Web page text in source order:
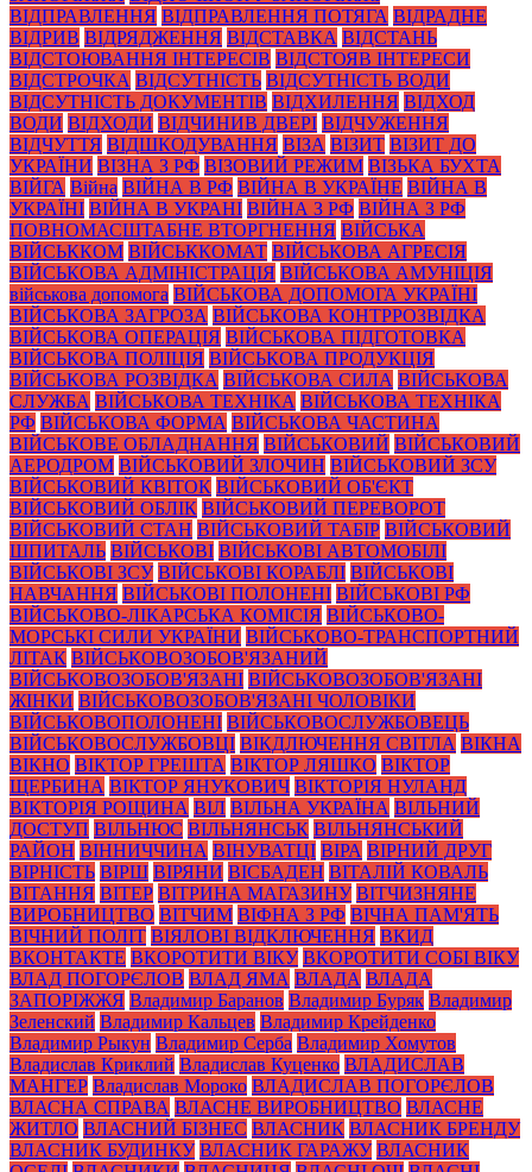
ВІДПРАВЛЕННЯ ВІДПРАВЛЕННЯ ПОТЯГА ВІДРАДНЕ
ВІДРИВ ВІДРЯДЖЕННЯ ВІДСТАВКА ВІДСТАНЬ
ВІДСТОЮВАННЯ ІНТЕРЕСІВ ВІДСТОЯВ ІНТЕРЕСИ
ВІДСТРОЧКА ВІДСУТНІСТЬ ВІДСУТНІСТЬ ВОДИ
ВІДСУТНІСТЬ ДОКУМЕНТІВ ВІДХИЛЕННЯ ВІДХОД
ВОДИ ВІДХОДИ ВІДЧИНИВ ДВЕРІ ВІДЧУЖЕННЯ
ВІДЧУТТЯ ВІДШКОДУВАННЯ ВІЗА ВІЗИТ ВІЗИТ ДО
УКРАЇНИ ВІЗНА З РФ ВІЗОВИЙ РЕЖИМ ВІЗЬКА БУХТА
ВІЙГА Війна ВІЙНА В РФ ВІЙНА В УКРАЇНЕ ВІЙНА В
УКРАЇНІ ВІЙНА В УКРАНІ ВІЙНА З РФ ВІЙНА З РФ
ПОВНОМАСШТАБНЕ ВТОРГНЕННЯ ВІЙСЬКА
ВІЙСЬККОМ ВІЙСЬККОМАТ ВІЙСЬКОВА АГРЕСІЯ
ВІЙСЬКОВА АДМІНІСТРАЦІЯ ВІЙСЬКОВА АМУНІЦІЯ
військова допомога ВІЙСЬКОВА ДОПОМОГА УКРАЇНІ
ВІЙСЬКОВА ЗАГРОЗА ВІЙСЬКОВА КОНТРРОЗВІДКА
ВІЙСЬКОВА ОПЕРАЦІЯ ВІЙСЬКОВА ПІДГОТОВКА
ВІЙСЬКОВА ПОЛІЦІЯ ВІЙСЬКОВА ПРОДУКЦІЯ
ВІЙСЬКОВА РОЗВІДКА ВІЙСЬКОВА СИЛА ВІЙСЬКОВА
СЛУЖБА ВІЙСЬКОВА ТЕХНІКА ВІЙСЬКОВА ТЕХНІКА
РФ ВІЙСЬКОВА ФОРМА ВІЙСЬКОВА ЧАСТИНА
ВІЙСЬКОВЕ ОБЛАДНАННЯ ВІЙСЬКОВИЙ ВІЙСЬКОВИЙ
АЕРОДРОМ ВІЙСЬКОВИЙ ЗЛОЧИН ВІЙСЬКОВИЙ ЗСУ
ВІЙСЬКОВИЙ КВІТОК ВІЙСЬКОВИЙ ОБ'ЄКТ
ВІЙСЬКОВИЙ ОБЛІК ВІЙСЬКОВИЙ ПЕРЕВОРОТ
ВІЙСЬКОВИЙ СТАН ВІЙСЬКОВИЙ ТАБІР ВІЙСЬКОВИЙ
ШПИТАЛЬ ВІЙСЬКОВІ ВІЙСЬКОВІ АВТОМОБІЛІ
ВІЙСЬКОВІ ЗСУ ВІЙСЬКОВІ КОРАБЛІ ВІЙСЬКОВІ
НАВЧАННЯ ВІЙСЬКОВІ ПОЛОНЕНІ ВІЙСЬКОВІ РФ
ВІЙСЬКОВО-ЛІКАРСЬКА КОМІСІЯ ВІЙСЬКОВО-
МОРСЬКІ СИЛИ УКРАЇНИ ВІЙСЬКОВО-ТРАНСПОРТНИЙ
ЛІТАК ВІЙСЬКОВОЗОБОВ'ЯЗАНИЙ
ВІЙСЬКОВОЗОБОВ'ЯЗАНІ ВІЙСЬКОВОЗОБОВ'ЯЗАНІ
ЖІНКИ ВІЙСЬКОВОЗОБОВ'ЯЗАНІ ЧОЛОВІКИ
ВІЙСЬКОВОПОЛОНЕНІ ВІЙСЬКОВОСЛУЖБОВЕЦЬ
ВІЙСЬКОВОСЛУЖБОВЦІ ВІКДЛЮЧЕННЯ СВІТЛА ВІКНА
ВІКНО ВІКТОР ГРЕШТА ВІКТОР ЛЯШКО ВІКТОР
ЩЕРБИНА ВІКТОР ЯНУКОВИЧ ВІКТОРІЯ НУЛАНД
ВІКТОРІЯ РОЩИНА ВІЛ ВІЛЬНА УКРАЇНА ВІЛЬНИЙ
ДОСТУП ВІЛЬНЮС ВІЛЬНЯНСЬК ВІЛЬНЯНСЬКИЙ
РАЙОН ВІННИЧЧИНА ВІНУВАТЦІ ВІРА ВІРНИЙ ДРУГ
ВІРНІСТЬ ВІРШ ВІРЯНИ ВІСБАДЕН ВІТАЛІЙ КОВАЛЬ
ВІТАННЯ ВІТЕР ВІТРИНА МАГАЗИНУ ВІТЧИЗНЯНЕ
ВИРОБНИЦТВО ВІТЧИМ ВІФНА З РФ ВІЧНА ПАМ'ЯТЬ
ВІЧНИЙ ПОЛІТ ВІЯЛОВІ ВІДКЛЮЧЕННЯ ВКИД
ВКОНТАКТЕ ВКОРОТИТИ ВІКУ ВКОРОТИТИ СОБІ ВІКУ
ВЛАД ПОГОРЄЛОВ ВЛАД ЯМА ВЛАДА ВЛАДА
ЗАПОРІЖЖЯ Владимир Баранов Владимир Буряк Владимир
Зеленский Владимир Кальцев Владимир Крейденко
Владимир Рыкун Владимир Серба Владимир Хомутов
Владислав Криклий Владислав Куценко ВЛАДИСЛАВ
МАНГЕР Владислав Мороко ВЛАДИСЛАВ ПОГОРЄЛОВ
ВЛАСНА СПРАВА ВЛАСНЕ ВИРОБНИЦТВО ВЛАСНЕ
ЖИТЛО ВЛАСНИЙ БІЗНЕС ВЛАСНИК ВЛАСНИК БРЕНДУ
ВЛАСНИК БУДИНКУ ВЛАСНИК ГАРАЖУ ВЛАСНИК